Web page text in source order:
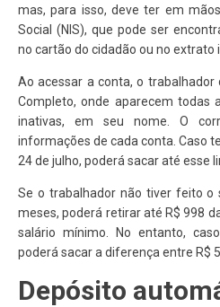
mas, para isso, deve ter em
Social (NIS), que pode ser
no cartão do cidadão ou no extrato
Ao acessar a conta, o trabalhador
Completo, onde aparecem todas
inativas, em seu nome. O
informações de cada conta. Caso
24 de julho, poderá sacar até esse
Se o trabalhador não tiver feito o
meses, poderá retirar até R$ 998
salário mínimo. No entanto,
poderá sacar a diferença entre R$
Depósito